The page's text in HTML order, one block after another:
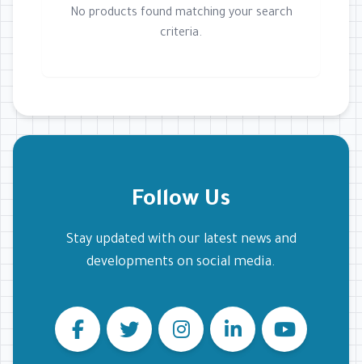
No products found matching your search
criteria.
Follow Us
Stay updated with our latest news and
developments on social media.